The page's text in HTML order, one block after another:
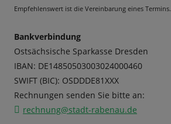
Empfehlenswert ist die Vereinbarung eines Termins.
Bankverbindung
Ostsächsische Sparkasse Dresden
IBAN: DE14850503003024000460
SWIFT (BIC): OSDDDE81XXX
Rechnungen senden Sie bitte an:
rechnung@stadt-rabenau.de